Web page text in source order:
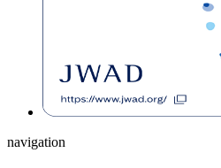
navigation